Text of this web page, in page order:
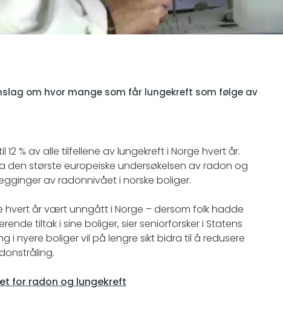
om hvor mange som får lungekreft som følge av
% av alle tilfellene av lungekreft i Norge hvert år.
den største europeiske undersøkelsen av radon og
av radonnivået i norske boliger.
hvert år vært unngått i Norge – dersom folk hadde
tiltak i sine boliger, sier seniorforsker i Statens
i nyere boliger vil på lengre sikt bidra til å redusere
for radon og lungekreft